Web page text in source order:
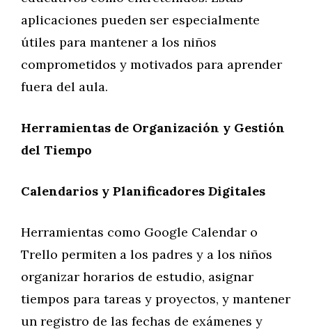
aplicaciones pueden ser especialmente
útiles para mantener a los niños
comprometidos y motivados para aprender
fuera del aula.
Herramientas de Organización y Gestión
del Tiempo
Calendarios y Planificadores Digitales
Herramientas como Google Calendar o
Trello permiten a los padres y a los niños
organizar horarios de estudio, asignar
tiempos para tareas y proyectos, y mantener
un registro de las fechas de exámenes y